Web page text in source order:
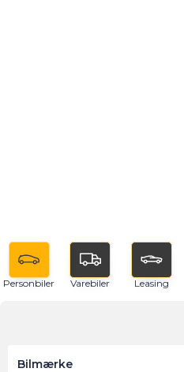
Personbiler Varebiler Leasing
Bilmærke